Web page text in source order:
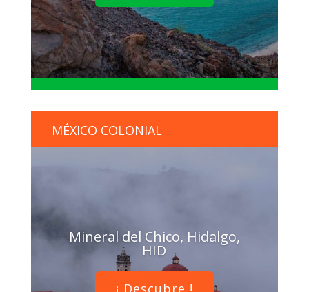
MÉXICO COLONIAL
Mineral del Chico, Hidalgo,
HID
¡ Descubre !